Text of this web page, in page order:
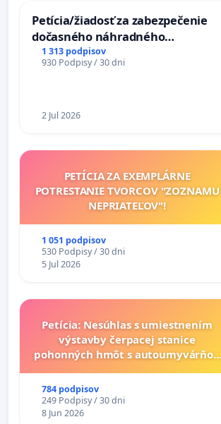
Petícia/žiadosť za zabezpečenie
dočasného náhradného
premostenia Váhu počas úplnej
uzávery Vážskeho mosta v
1 313 podpisov
930 Podpisy / 30 dni
2 Jul 2026
PETÍCIA ZA EXEMPLÁRNE
POTRESTANIE TVORCOV "ZOZNAMU
NEPRIATEĽOV"!
1 051 podpisov
530 Podpisy / 30 dni
5 Jul 2026
Petícia: Nesúhlas s umiestnením
výstavby čerpacej stanice
pohonných hmôt s autoumyvárňou
Grob - Čierna Voda
784 podpisov
249 Podpisy / 30 dni
8 Jun 2026